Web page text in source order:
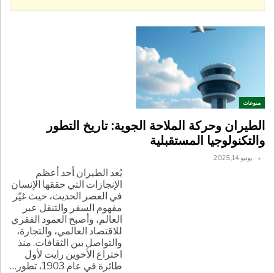
منوعات
الطيران وحركة الملاحة الجوية: تاريخ التطور
والتكنولوجيا المستقبلية
يونيو 14, 2025
يُعد الطيران أحد أعظم
الإنجازات التي حققها الإنسان
في العصر الحديث، حيث غيّر
مفهوم السفر والتنقل عبر
العالم، وأصبح العمود الفقري
للاقتصاد العالمي، والتجارة،
والتواصل بين الثقافات. منذ
اختراع الأخوين رايت لأول
طائرة في عام 1903، تطور
…